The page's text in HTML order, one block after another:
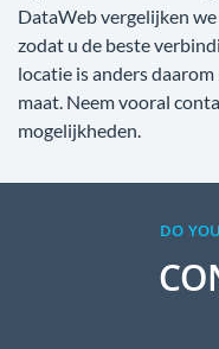
DataWeb vergelijken
zodat u de beste
locatie is anders
maat. Neem vooral
mogelijkheden.
DO